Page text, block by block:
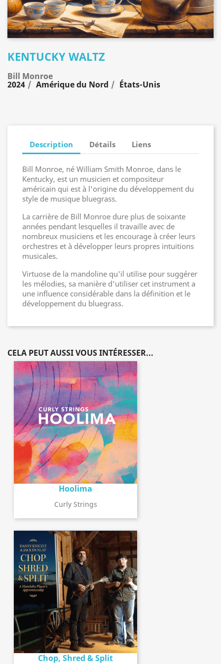
KENTUCKY WALTZ
Bill Monroe
2024 Amérique du Nord États-Unis
Description Détails Liens
Bill Monroe, né William Smith Monroe, dans le
Kentucky, est un musicien et compositeur
américain qui est à l'origine du développement du
style de musique bluegrass.
La carrière de Bill Monroe dure plus de soixante
années pendant lesquelles il travaille avec de
nombreux musiciens et les encourage à créer leurs
orchestres et à développer leurs propres intuitions
musicales.
Virtuose de la mandoline qu'il utilise pour suggérer
les mélodies, sa manière d'utiliser cet instrument a
une influence considérable dans la définition et le
développement du bluegrass.
CELA PEUT AUSSI VOUS INTÉRESSER...
Hoolima
Curly Strings
Chop, Shred & Split